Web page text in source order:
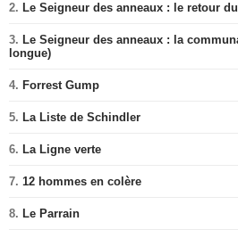
2. Le Seigneur des anneaux : le retour
3. Le Seigneur des anneaux : la
longue)
4. Forrest Gump
5. La Liste de Schindler
6. La Ligne verte
7. 12 hommes en colère
8. Le Parrain